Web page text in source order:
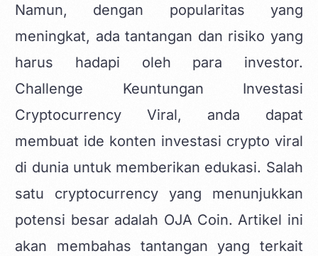
Namun, dengan popularitas yang
meningkat, ada tantangan dan risiko yang
harus hadapi oleh para investor.
Challenge Keuntungan Investasi
Cryptocurrency Viral, anda dapat
membuat ide konten investasi crypto viral
di dunia untuk memberikan edukasi. Salah
satu cryptocurrency yang menunjukkan
potensi besar adalah OJA Coin. Artikel ini
akan membahas tantangan yang terkait